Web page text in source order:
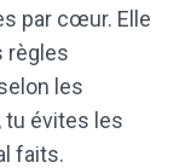
par cœur. Elle
règles
les
tu évites les
faits.